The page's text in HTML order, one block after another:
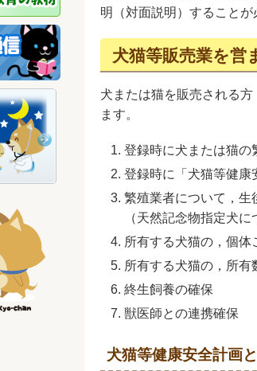
明（対面説明）することが
犬猫等販売業を営
犬または猫を販売される
ます。
登録時に犬または猫の
登録時に「犬猫等健康
繁殖業者について，生
（天然記念物指定犬に
所有する犬猫の，個体
所有する犬猫の，所
終生飼養の確保
獣医師との連携確保
犬猫等健康安全計画